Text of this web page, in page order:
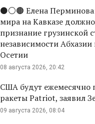
⚫️⚪️🟤 Елена
мира на Кавказе должно
признание грузинской
независимости
Осетии
08 августа 2026, 20:42
США будут ежемесячно
ракеты Patriot, заявил
09 августа 2026, 08:04